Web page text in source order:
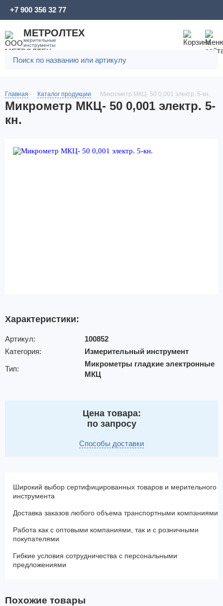
МЕТРОЛТЕХ
мерительные
инструменты
+7 900 356 32 77
Главная Каталог продукции Микрометр МКЦ- 50 0,001 электр. 5-кн.
Микрометр МКЦ- 50 0,001 электр. 5-
кн.
Характеристики:
Артикул:
100852
Категория:
Измерительный инструмент
Тип:
Микрометры гладкие электронные
МКЦ
Цена товара:
по запросу
Способы доставки
Широкий выбор сертифицированных товаров и мерительного
инструмента
Доставка заказов любого объема транспортными компаниями
Работа как с оптовыми компаниями, так и с розничными
покупателями
Гибкие условия сотрудничества с персональными
предложениями
Похожие товары